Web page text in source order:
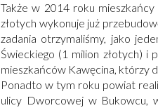
Także w 2014 roku
złotych wykonuje już
zadania otrzymaliśmy, jako
Świeckiego (1 milion złotych) i
mieszkańców Kawęcina, którzy
Ponadto w tym roku powiat
ulicy Dworcowej w Bukowcu,